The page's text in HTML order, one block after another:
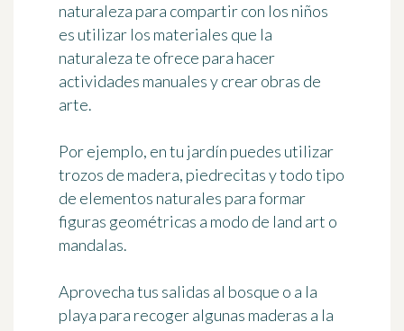
naturaleza para compartir con los niños
es utilizar los materiales que la
naturaleza te ofrece para hacer
actividades manualesy crear obras de
arte.
Por ejemplo, en tu jardín puedes utilizar
trozos de madera, piedrecitas y todo tipo
de elementos naturales para formar
figuras geométricas a modo de land art o
mandalas.
Aprovecha tus salidas al bosque o a la
playa para recoger algunas maderas a la